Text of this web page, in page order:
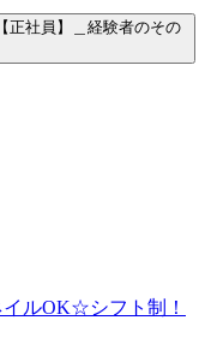
正社員】＿経験者のその
ルOK☆シフト制！